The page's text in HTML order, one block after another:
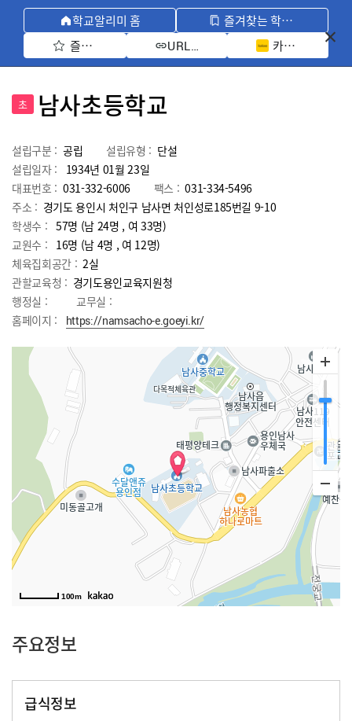
학교알리미 홈
즐겨찾는 학교 모아보기
즐겨찾기 선택
URL 복사 카카오톡 공유
초 남사초등학교
설립구분 : 공립 설립유형 : 단설
설립일자 :
1934년 01월 23일
대표번호 : 031-332-6006 팩스 : 031-334-5496
주소 : 경기도 용인시 처인구 남사면 처인성로185번길 9-10
학생수 : 57명 (남 24명 , 여 33명)
교원수 : 16명 (남 4명 , 여 12명)
체육집회공간 : 2실
관할교육청 : 경기도용인교육지원청
행정실 :
교무실 :
홈페이지 :
https://namsacho-e.goeyi.kr/
100m
주요정보
급식정보